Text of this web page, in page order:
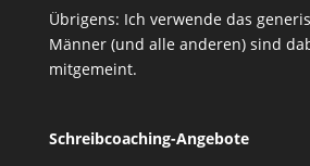
Übrigens: Ich verwende das
Männer (und alle anderen) sind
mitgemeint.
Schreibcoaching-Angebote